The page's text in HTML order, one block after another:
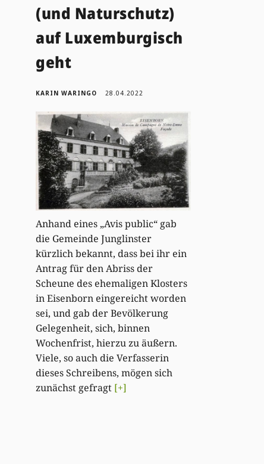
(und Naturschutz)
auf Luxemburgisch
geht
KARIN WARINGO 28.04.2022
Anhand eines „Avis public“ gab
die Gemeinde Junglinster
kürzlich bekannt, dass bei ihr ein
Antrag für den Abriss der
Scheune des ehemaligen Klosters
in Eisenborn eingereicht worden
sei, und gab der Bevölkerung
Gelegenheit, sich, binnen
Wochenfrist, hierzu zu äußern.
Viele, so auch die Verfasserin
dieses Schreibens, mögen sich
zunächst gefragt [+]